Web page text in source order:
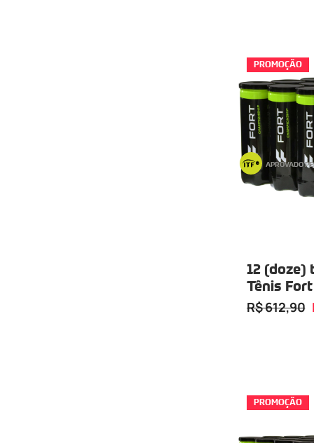
PROMOÇÃO
APROVADO
12 (doze)
Tênis
Tubo
R$ 612,90
PROMOÇÃO